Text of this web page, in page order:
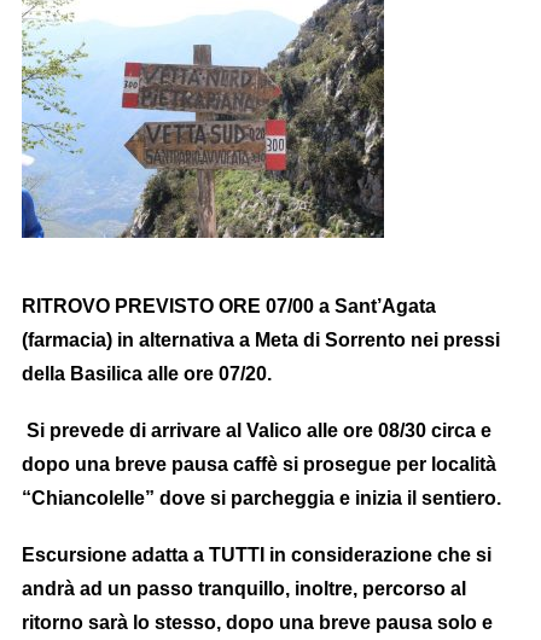
RITROVO PREVISTO ORE 07/00 a Sant’Agata
(farmacia) in alternativa a Meta di Sorrento nei pressi
della Basilica alle ore 07/20.
Si prevede di arrivare al Valico alle ore 08/30 circa e
dopo una breve pausa caffè si prosegue per località
“Chiancolelle” dove si parcheggia e inizia il sentiero.
Escursione adatta a TUTTI in considerazione che si
andrà ad un passo tranquillo, inoltre, percorso al
ritorno sarà lo stesso, dopo una breve pausa solo e